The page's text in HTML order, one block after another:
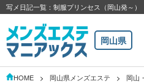
写メ日記一覧：制服プリンセス（岡山発～）
岡山県
HOME 岡山県メンズエステ 岡山